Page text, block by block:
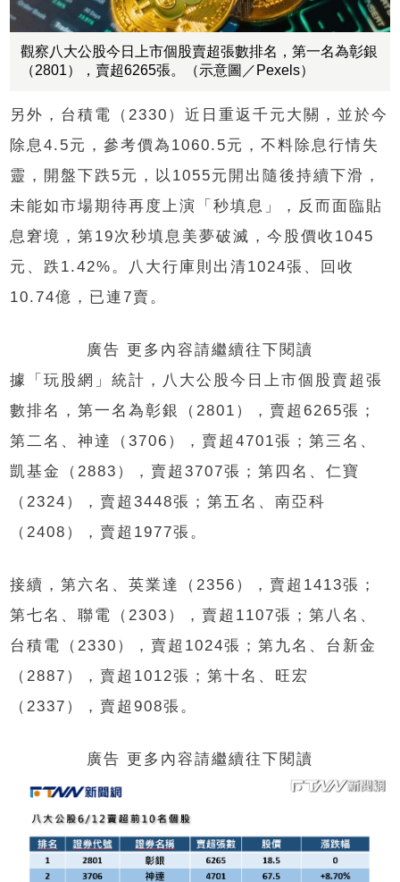
觀察八大公股今日上市個股賣超張數排名，第一名為彰銀
（2801），賣超6265張。（示意圖／Pexels）
另外，台積電（2330）近日重返千元大關，並於今
除息4.5元，參考價為1060.5元，不料除息行情失
靈，開盤下跌5元，以1055元開出隨後持續下滑，
未能如市場期待再度上演「秒填息」，反而面臨貼
息窘境，第19次秒填息美夢破滅，今股價收1045
元、跌1.42%。八大行庫則出清1024張、回收
10.74億，已連7賣。
廣告 更多內容請繼續往下閱讀
據「玩股網」統計，八大公股今日上市個股賣超張
數排名，第一名為彰銀（2801），賣超6265張；
第二名、神達（3706），賣超4701張；第三名、
凱基金（2883），賣超3707張；第四名、仁寶
（2324），賣超3448張；第五名、南亞科
（2408），賣超1977張。
接續，第六名、英業達（2356），賣超1413張；
第七名、聯電（2303），賣超1107張；第八名、
台積電（2330），賣超1024張；第九名、台新金
（2887），賣超1012張；第十名、旺宏
（2337），賣超908張。
廣告 更多內容請繼續往下閱讀